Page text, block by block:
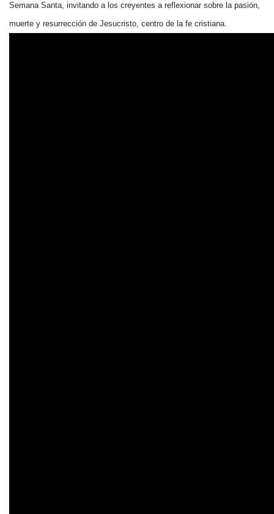
Semana Santa, invitando a los creyentes a reflexionar sobre la pasión,
muerte y resurrección de Jesucristo, centro de la fe cristiana.